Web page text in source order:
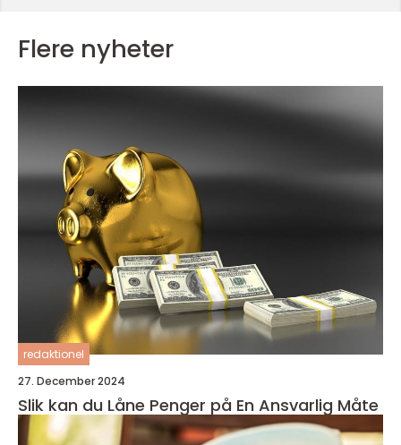
Flere nyheter
redaktionel
27. December 2024
Slik kan du Låne Penger på En Ansvarlig Måte